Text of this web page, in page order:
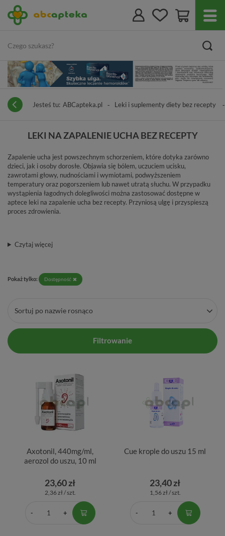
Jesteś tu: ABCapteka.pl Leki i suplementy diety bez recepty
LEKI NA ZAPALENIE UCHA BEZ RECEPTY
Zapalenie ucha jest powszechnym schorzeniem, które dotyka zarówno
dzieci, jak i osoby dorosłe. Objawia się bólem, uczuciem ucisku,
zawrotami głowy, nudnościami i wymiotami, podwyższeniem
temperatury oraz pogorszeniem lub nawet utratą słuchu. W przypadku
wystąpienia łagodnych dolegliwości można zastosować dostępne w
aptece leki na zapalenie ucha bez recepty. Przyniosą ulgę i przyspieszą
proces zdrowienia.
Czytaj więcej
Pokaż tylko: Dostępność
Sortuj po nazwie rosnąco
Filtrowanie
Axotonil, 440mg/ml,
aerozol do uszu, 10 ml
23,60 zł
2,36 zł / szt.
Cue krople do uszu 15 ml
23,40 zł
1,56 zł / szt.